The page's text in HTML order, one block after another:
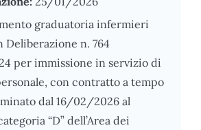
graduatoria infermieri
Deliberazione n. 764
per immissione in servizio di
con contratto a tempo
dal 16/02/2026 al
“D” dell’Area dei